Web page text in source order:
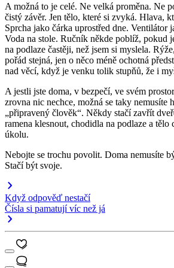
A možná to je celé. Ne velká proměna. Ne
čistý závěr. Jen tělo, které si zvyká. Hlava,
Sprcha jako čárka uprostřed dne. Ventilátor
Voda na stole. Ručník někde poblíž, pokud
na podlaze častěji, než jsem si myslela.
pořád stejná, jen o něco méně ochotná
nad věcí, když je venku tolik stupňů, že i
A jestli jste doma, v bezpečí, ve svém
zrovna nic nechce, možná se taky nemusíte
„připravený člověk“. Někdy stačí zavřít
ramena klesnout, chodidla na podlaze a
úkolu.
Nebojte se trochu povolit. Doma nemusíte
Stačí být svoje.
Když odpověď nestačí
Čísla si pamatují víc než já